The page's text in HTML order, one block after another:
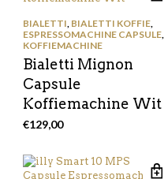
BIALETTI BIALETTI KOFFIE,
ESPRESSOMACHINE CAPSULE,
KOFFIEMACHINE
Bialetti Mignon
Capsule
Koffiemachine Wit
€129,00